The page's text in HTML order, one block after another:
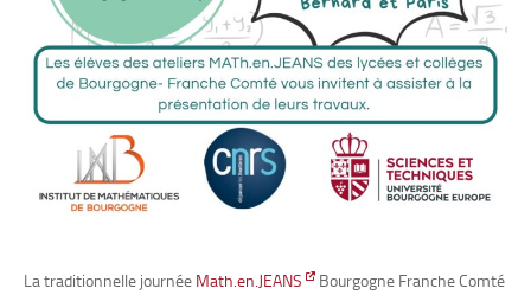
La traditionnelle journée Math.en.JEANS
Bourgogne Franche Comté